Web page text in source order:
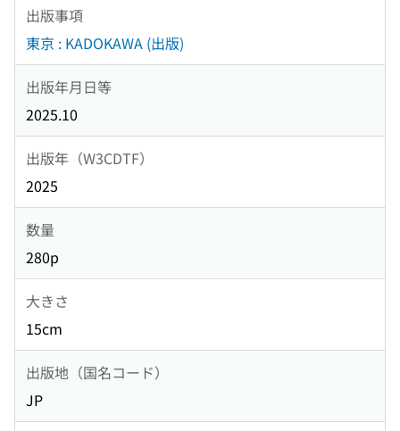
出版事項
東京 : KADOKAWA (出版)
出版年月日等
2025.10
出版年（W3CDTF）
2025
数量
280p
大きさ
15cm
出版地（国名コード）
JP